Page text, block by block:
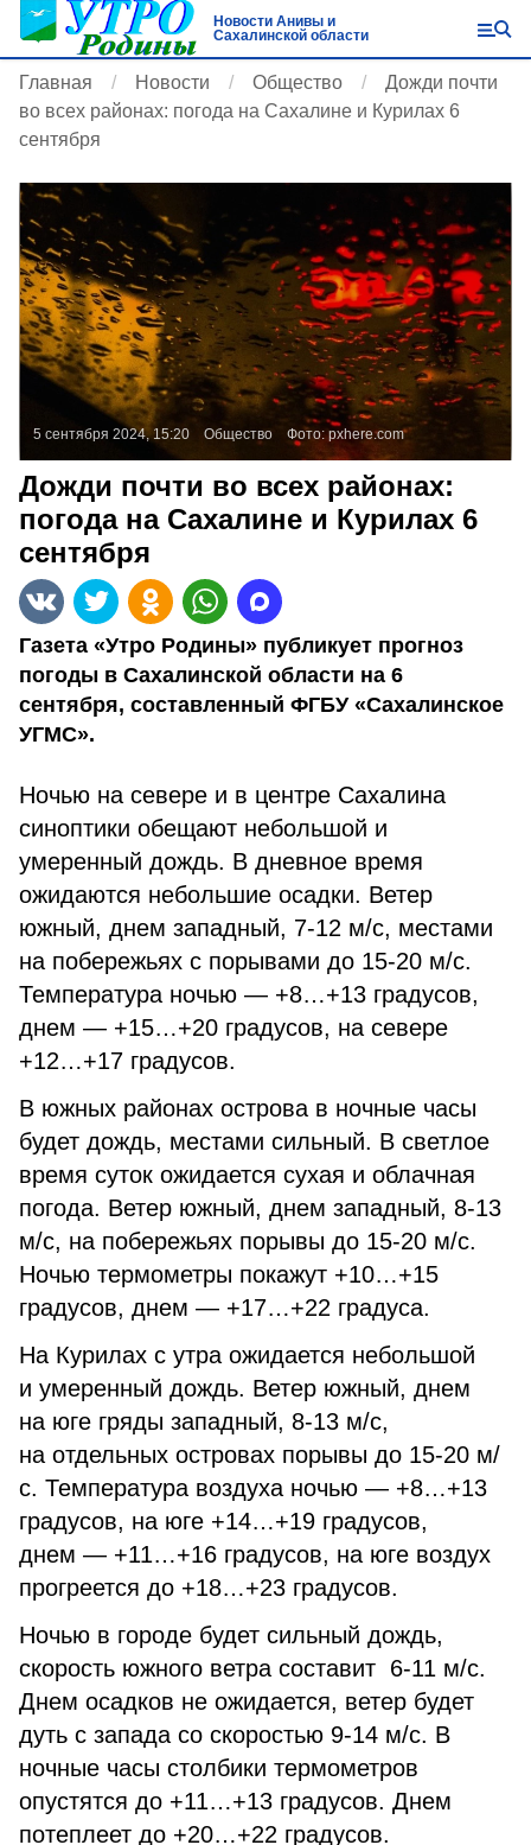
Новости Анивы и
Сахалинской области
Главная Новости Общество
Дожди почти
во всех районах: погода на Сахалине и Курилах 6
сентября
5 сентября 2024, 15:20 Общество Фото:pxhere.com
Дожди почти во всех районах:
погода на Сахалине и Курилах 6
сентября
Газета «Утро Родины» публикует прогноз
погоды в Сахалинской области на 6
сентября, составленный ФГБУ «Сахалинское
УГМС».
Ночью на севере и в центре Сахалина
синоптики обещают небольшой и
умеренный дождь. В дневное время
ожидаются небольшие осадки. Ветер
южный, днем западный, 7-12 м/с, местами
на побережьях с порывами до 15-20 м/с.
Температура ночью — +8…+13 градусов,
днем — +15…+20 градусов, на севере
+12…+17 градусов.
В южных районах острова в ночные часы
будет дождь, местами сильный. В светлое
время суток ожидается сухая и облачная
погода. Ветер южный, днем западный, 8-13
м/с, на побережьях порывы до 15-20 м/с.
Ночью термометры покажут +10…+15
градусов, днем — +17…+22 градуса.
На Курилах с утра ожидается небольшой
и умеренный дождь. Ветер южный, днем
на юге гряды западный, 8-13 м/с,
на отдельных островах порывы до 15-20 м/
с. Температура воздуха ночью — +8…+13
градусов, на юге +14…+19 градусов,
днем — +11…+16 градусов, на юге воздух
прогреется до +18…+23 градусов.
Ночью в городе будет сильный дождь,
скорость южного ветра составит 6-11 м/с.
Днем осадков не ожидается, ветер будет
дуть с запада со скоростью 9-14 м/с. В
ночные часы столбики термометров
опустятся до +11…+13 градусов. Днем
потеплеет до +20…+22 градусов.